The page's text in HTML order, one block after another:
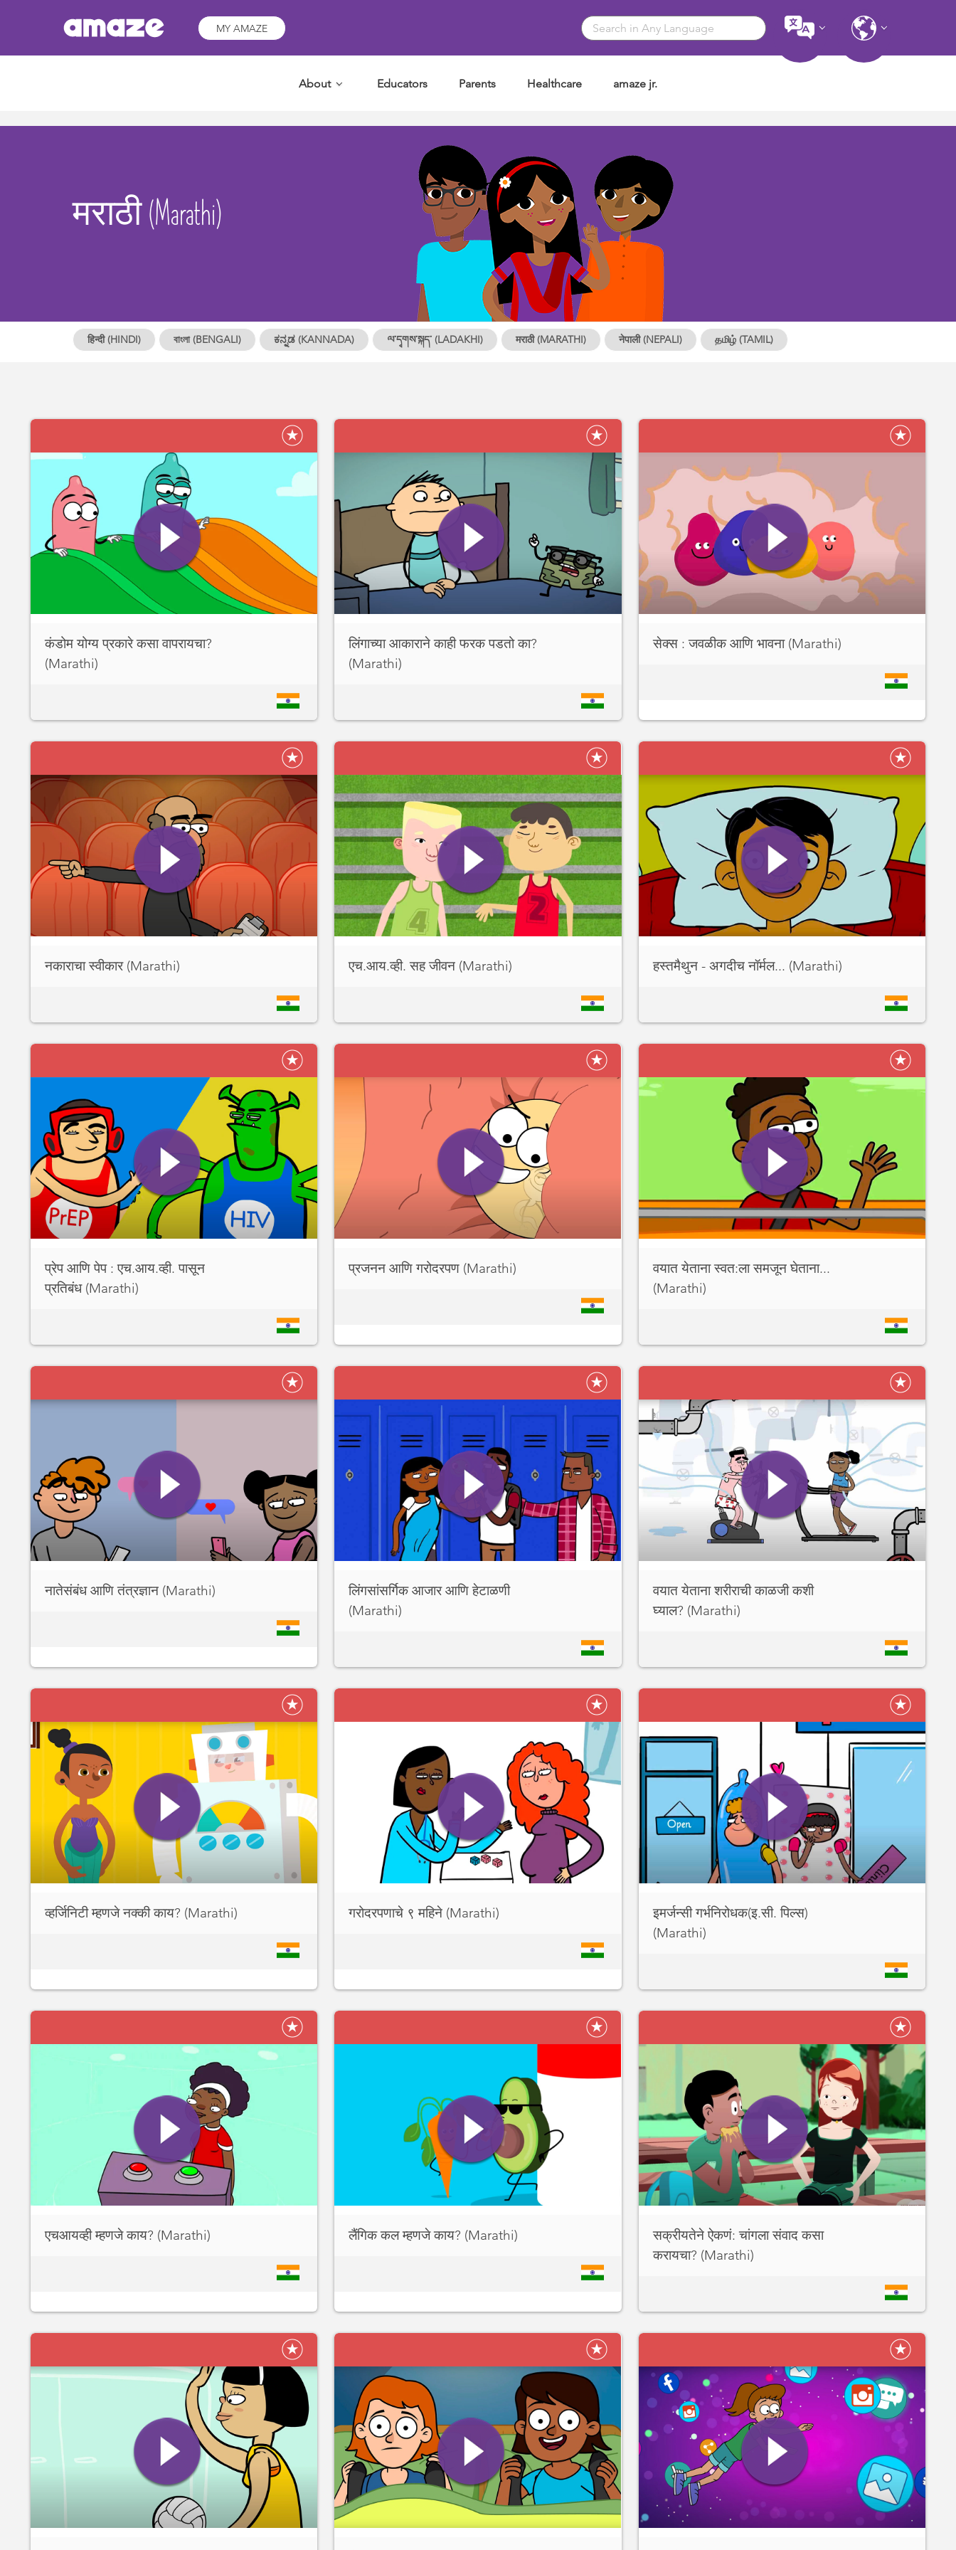
MY AMAZE
Educators Parents Healthcare amaze jr.
About
मराठी (Marathi)
हिन्दी (HINDI) বাংলা (BENGALI) ಕನ್ನಡ (KANNADA) ལ་དྭགས་སྐད་ (LADAKHI) मराठी (MARATHI) नेपाली (NEPALI) தமிழ் (TAMIL)
कंडोम योग्य प्रकारे कसा वापरायचा?
(Marathi)
लिंगाच्या आकाराने काही फरक पडतो का?
(Marathi)
सेक्स : जवळीक आणि भावना (Marathi)
नकाराचा स्वीकार (Marathi) एच.आय.व्ही. सह जीवन (Marathi) हस्तमैथुन - अगदीच नॉर्मल... (Marathi)
प्रेप आणि पेप : एच.आय.व्ही. पासून
प्रतिबंध (Marathi)
प्रजनन आणि गरोदरपण (Marathi)
वयात येताना स्वत:ला समजून घेताना...
(Marathi)
नातेसंबंध आणि तंत्रज्ञान (Marathi)
लिंगसांसर्गिक आजार आणि हेटाळणी
(Marathi)
वयात येताना शरीराची काळजी कशी
घ्याल? (Marathi)
व्हर्जिनिटी म्हणजे नक्की काय? (Marathi) गरोदरपणाचे ९ महिने (Marathi)
इमर्जन्सी गर्भनिरोधक(इ.सी. पिल्स)
(Marathi)
एचआयव्ही म्हणजे काय? (Marathi) लैंगिक कल म्हणजे काय? (Marathi)
सक्रीयतेने ऐकणं: चांगला संवाद कसा
करायचा? (Marathi)